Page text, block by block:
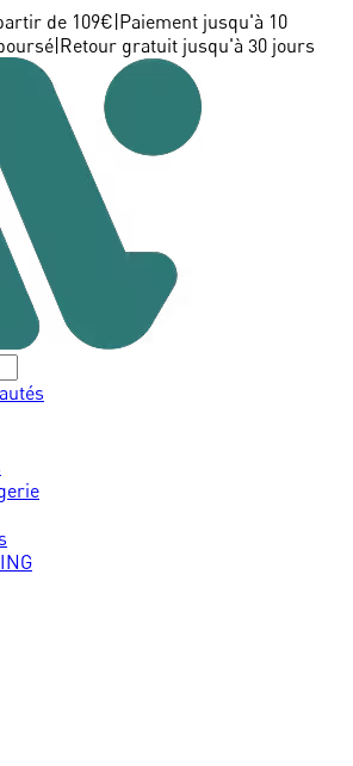
de 109€ Paiement jusqu'à 10
Retour gratuit jusqu'à 30 jours